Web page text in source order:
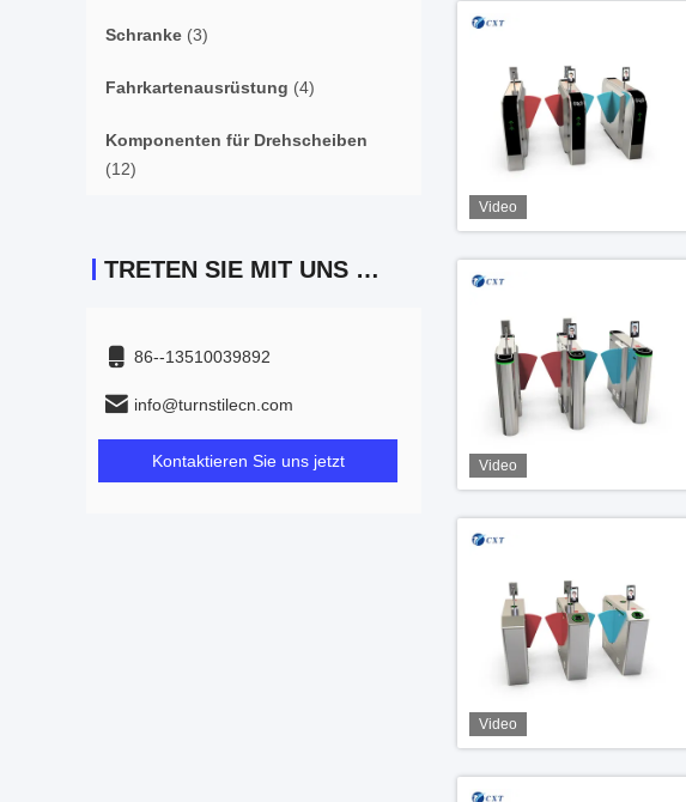
Schranke (3)
Fahrkartenausrüstung (4)
Komponenten für Drehscheiben
(12)
TRETEN SIE MIT UNS IN VERBINDUNG
86--13510039892
info@turnstilecn.com
Kontaktieren Sie uns jetzt
Video
Video
Video